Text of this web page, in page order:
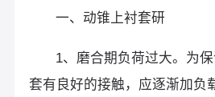
一、动锥上衬套研
1、磨合期负荷过大。为
套有良好的接触，应逐渐加负